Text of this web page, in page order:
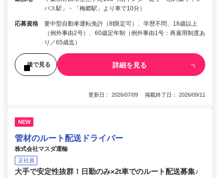
パス駅」・「梅郷駅」より車で10分）
応募資格
要中型自動車運転免許（8t限定可）、学歴不問、18歳以上
（例外事由2号）、60歳定年制（例外事由1号：再雇用制度あ
り／65歳迄）
後で見る 詳細を見る
更新日： 2026/07/09 掲載終了日： 2026/09/11
NEW
管材のルート配送ドライバー
株式会社マスダ運輸
正社員
大手で安定性抜群！日勤のみ×2t車でのルート配送募集♪